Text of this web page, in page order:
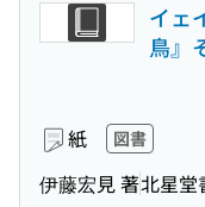
イェ
鳥』
紙 図書
伊藤宏見 著北星堂